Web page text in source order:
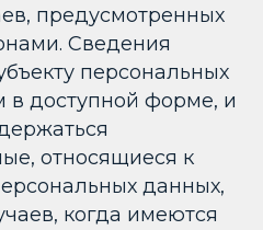
предусмотренных
Сведения
персональных
доступной форме, и
относящиеся к
данных,
когда имеются